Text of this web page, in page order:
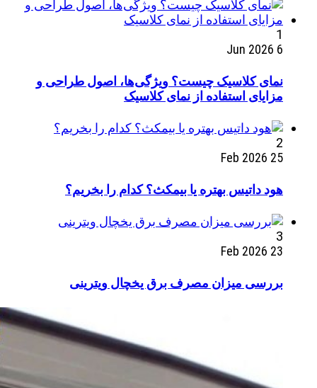
1
6 Jun 2026
نمای کلاسیک چیست؟ ویژگی‌ها، اصول طراحی و
مزایای استفاده از نمای کلاسیک
2
25 Feb 2026
هود داتیس بهتره یا بیمکث؟ کدام را بخریم؟
3
23 Feb 2026
بررسی میزان مصرف برق یخچال ویترینی